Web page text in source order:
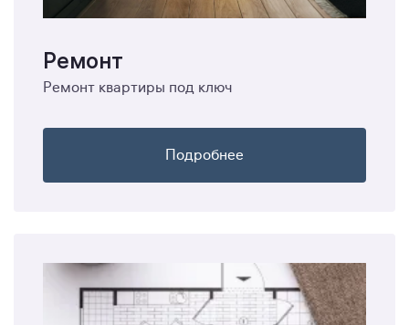
Ремонт
Ремонт квартиры под ключ
Подробнее